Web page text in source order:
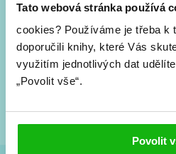
Tato webová stránka používá
cookies? Používáme je třeba k
doporučili knihy, které Vás
využitím jednotlivých dat
„Povolit vše“.
Povolit
Vše kolem #youngadult každý
Nové knihy, co se chystá,